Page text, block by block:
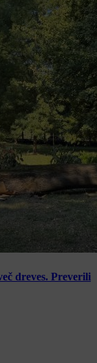
dreves. Preverili